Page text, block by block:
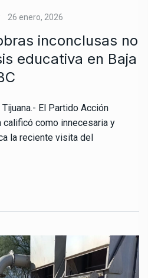
26 enero, 2026
inconclusas no
educativa en Baja
El Partido Acción
calificó como innecesaria y
la reciente visita del